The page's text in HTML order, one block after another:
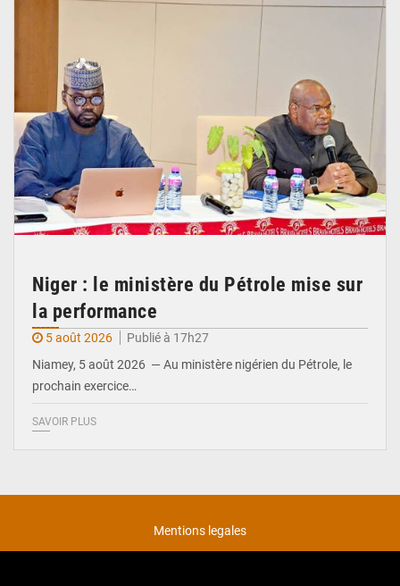
Niger : le ministère du Pétrole mise sur
la performance
5 août 2026
Publié à 17h27
Niamey, 5 août 2026 — Au ministère nigérien du Pétrole, le
prochain exercice…
SAVOIR PLUS
Mentions legales